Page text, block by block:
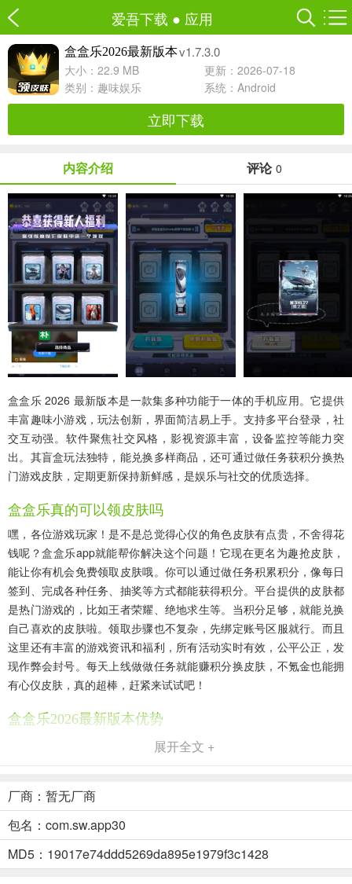
爱吾下载 ● 应用
盒盒乐2026最新版本v1.7.3.0
大小：22.9 MB
更新：2026-07-18
类别： 趣味娱乐 系统：Android
立即下载
内容介绍 评论 0
盒盒乐 2026 最新版本是一款集多种功能于一体的手机应用。它提供
丰富趣味小游戏，玩法创新，界面简洁易上手。支持多平台登录，社
交互动强。软件聚焦社交风格，影视资源丰富，设备监控等能力突
出。其盲盒玩法独特，能兑换多样商品，还可通过做任务获积分换热
门游戏皮肤，定期更新保持新鲜感，是娱乐与社交的优质选择。
盒盒乐真的可以领皮肤吗
嘿，各位游戏玩家！是不是总觉得心仪的角色皮肤有点贵，不舍得花
钱呢？盒盒乐app就能帮你解决这个问题！它现在更名为趣抢皮肤，
能让你有机会免费领取皮肤哦。你可以通过做任务积累积分，像每日
签到、完成各种任务、抽奖等方式都能获得积分。平台提供的皮肤都
是热门游戏的，比如王者荣耀、绝地求生等。当积分足够，就能兑换
自己喜欢的皮肤啦。领取步骤也不复杂，先绑定账号区服就行。而且
这里还有丰富的游戏资讯和福利，所有活动实时有效，公平公正，发
现作弊会封号。每天上线做做任务就能赚积分换皮肤，不氪金也能拥
有心仪皮肤，真的超棒，赶紧来试试吧！
盒盒乐2026最新版本优势
1、领取步骤简便：绑定账号区服即可，轻松领取免费皮肤，毫无繁琐
2、资讯福利丰富：能轻松掌握各类游戏资讯与福利，第一时间知晓最
新消息。
3、活动公平公正：所有活动实时有效，严格杜绝作弊，保障用户公平
参与。
展开全文 +
厂商：暂无厂商
包名：com.sw.app30
MD5：19017e74ddd5269da895e1979f3c1428